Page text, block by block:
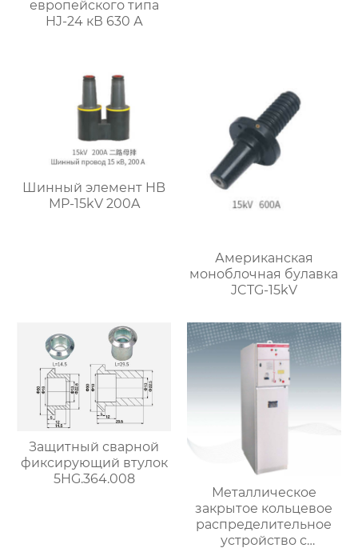
европейского типа
HJ-24 кВ 630 А
Шинный элемент HB
MP-15kV 200A
Американская
моноблочная булавка
JCTG-15kV
Защитный сварной
фиксирующий втулок
5HG.364.008
Металлическое
закрытое кольцевое
распределительное
устройство с